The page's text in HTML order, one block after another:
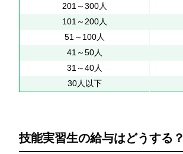
201～300人
101～200人
51～100人
41～50人
31～40人
30人以下
技能実習生の給与はどうする？